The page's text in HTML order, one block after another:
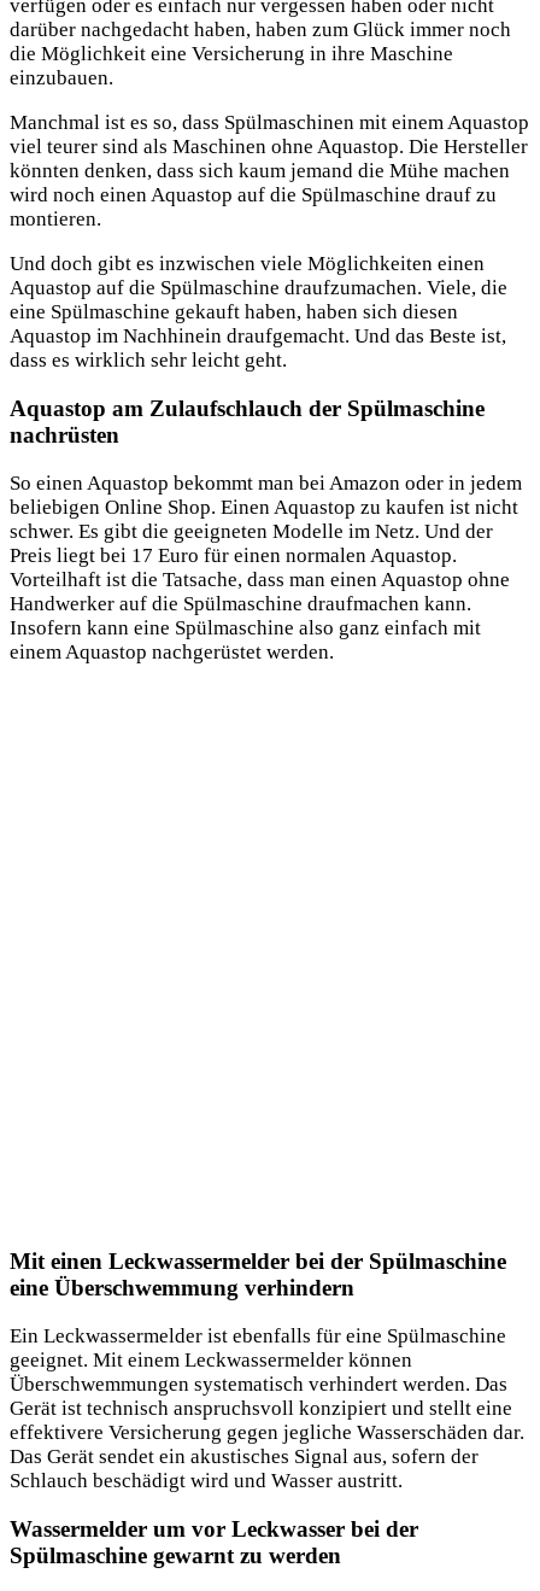
verfügen oder es einfach nur vergessen haben oder nicht
darüber nachgedacht haben, haben zum Glück immer noch
die Möglichkeit eine Versicherung in ihre Maschine
einzubauen.
Manchmal ist es so, dass Spülmaschinen mit einem Aquastop
viel teurer sind als Maschinen ohne Aquastop. Die Hersteller
könnten denken, dass sich kaum jemand die Mühe machen
wird noch einen Aquastop auf die Spülmaschine drauf zu
montieren.
Und doch gibt es inzwischen viele Möglichkeiten einen
Aquastop auf die Spülmaschine draufzumachen. Viele, die
eine Spülmaschine gekauft haben, haben sich diesen
Aquastop im Nachhinein draufgemacht. Und das Beste ist,
dass es wirklich sehr leicht geht.
Aquastop am Zulaufschlauch der Spülmaschine
nachrüsten
So einen Aquastop bekommt man bei Amazon oder in jedem
beliebigen Online Shop. Einen Aquastop zu kaufen ist nicht
schwer. Es gibt die geeigneten Modelle im Netz. Und der
Preis liegt bei 17 Euro für einen normalen Aquastop.
Vorteilhaft ist die Tatsache, dass man einen Aquastop ohne
Handwerker auf die Spülmaschine draufmachen kann.
Insofern kann eine Spülmaschine also ganz einfach mit
einem Aquastop nachgerüstet werden.
Mit einen Leckwassermelder bei der Spülmaschine
eine Überschwemmung verhindern
Ein Leckwassermelder ist ebenfalls für eine Spülmaschine
geeignet. Mit einem Leckwassermelder können
Überschwemmungen systematisch verhindert werden. Das
Gerät ist technisch anspruchsvoll konzipiert und stellt eine
effektivere Versicherung gegen jegliche Wasserschäden dar.
Das Gerät sendet ein akustisches Signal aus, sofern der
Schlauch beschädigt wird und Wasser austritt.
Wassermelder um vor Leckwasser bei der
Spülmaschine gewarnt zu werden